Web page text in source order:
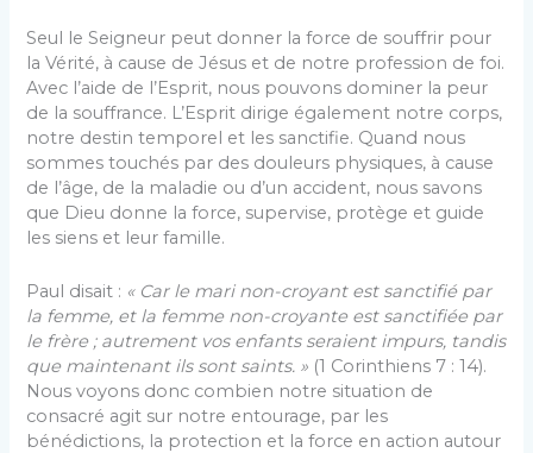
Seul le Seigneur peut donner la force de souffrir pour
la Vérité, à cause de Jésus et de notre profession de foi.
Avec l’aide de l’Esprit, nous pouvons dominer la peur
de la souffrance. L’Esprit dirige également notre corps,
notre destin temporel et les sanctifie. Quand nous
sommes touchés par des douleurs physiques, à cause
de l’âge, de la maladie ou d’un accident, nous savons
que Dieu donne la force, supervise, protège et guide
les siens et leur famille.
Paul disait : « Car le mari non-croyant est sanctifié par
la femme, et la femme non-croyante est sanctifiée par
le frère ; autrement vos enfants seraient impurs, tandis
que maintenant ils sont saints. » (1 Corinthiens 7 : 14).
Nous voyons donc combien notre situation de
consacré agit sur notre entourage, par les
bénédictions, la protection et la force en action autour